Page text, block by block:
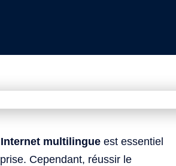
multilingue est essentiel
Cependant, réussir le